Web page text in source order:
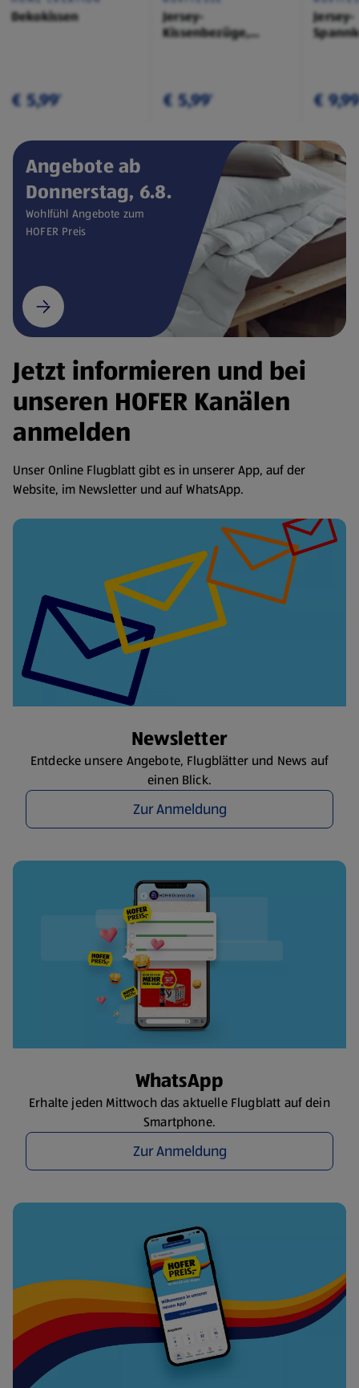
Dekokissen
€ 5,99¹
Jersey-
Kissenbezüge,
€ 5,99¹
Jersey-
€
Angebote ab
Donnerstag, 6.8.
Wohlfühl Angebote zum
HOFER Preis
Jetzt informieren und bei
unseren HOFER Kanälen
anmelden
Unser Online Flugblatt gibt es in unserer App, auf der
Website, im Newsletter und auf WhatsApp.
Newsletter
Entdecke unsere Angebote, Flugblätter und News auf
einen Blick.
Zur Anmeldung
WhatsApp
Erhalte jeden Mittwoch das aktuelle Flugblatt auf dein
Smartphone.
Zur Anmeldung